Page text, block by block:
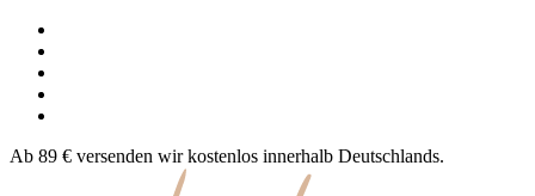
Ab 89 € versenden wir kostenlos innerhalb Deutschlands.